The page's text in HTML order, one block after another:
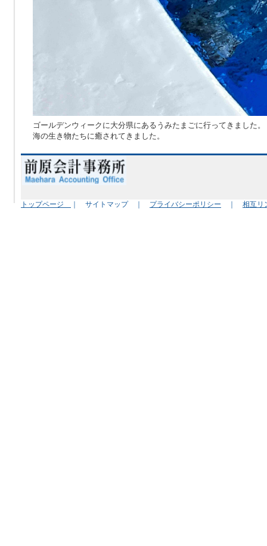
ゴールデンウィークに大分県にあるうみたまごに行ってきました。
海の生き物たちに癒されてきました。
トップページ ｜ サイトマップ ｜ プライバシーポリシー ｜ 相互リ